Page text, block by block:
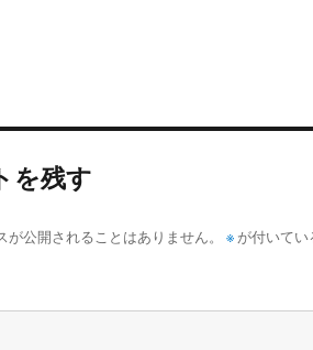
を残す
が公開されることはありません。 ※ が付いて